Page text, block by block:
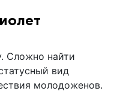
Сложно найти
вид
молодоженов.